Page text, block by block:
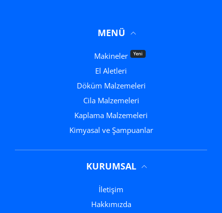
MENÜ
Makineler Yeni
El Aletleri
Döküm Malzemeleri
Cila Malzemeleri
Kaplama Malzemeleri
Kimyasal ve Şampuanlar
KURUMSAL
İletişim
Hakkımızda